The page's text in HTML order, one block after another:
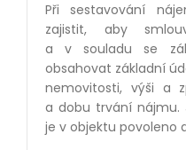
Při sestavování
zajistit, aby
a v souladu se
obsahovat základní
nemovitosti, výši a
a dobu trvání nájmu.
je v objektu povoleno